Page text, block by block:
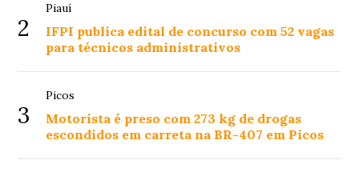
2
Piauí
IFPI publica edital de concurso com 52 vagas
para técnicos administrativos
3
Picos
Motorista é preso com 273 kg de drogas
escondidos em carreta na BR-407 em Picos